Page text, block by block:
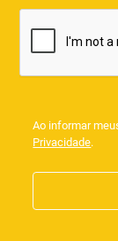
Ao informar
Privacidade.